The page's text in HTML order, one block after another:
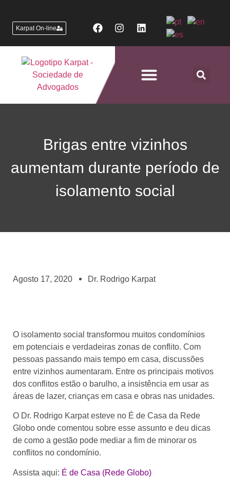
Karpat On-line
Brigas entre vizinhos
aumentam durante período de
isolamento social
Agosto 17, 2020 Dr. Rodrigo Karpat
O isolamento social transformou muitos condomínios
em potenciais e verdadeiras zonas de conflito. Com
pessoas passando mais tempo em casa, discussões
entre vizinhos aumentaram. Entre os principais motivos
dos conflitos estão o barulho, a insistência em usar as
áreas de lazer, crianças em casa e obras nas unidades.
O Dr. Rodrigo Karpat esteve no É de Casa da Rede
Globo onde comentou sobre esse assunto e deu dicas
de como a gestão pode mediar a fim de minorar os
conflitos no condomínio.
Assista aqui: É de Casa (Rede Globo)